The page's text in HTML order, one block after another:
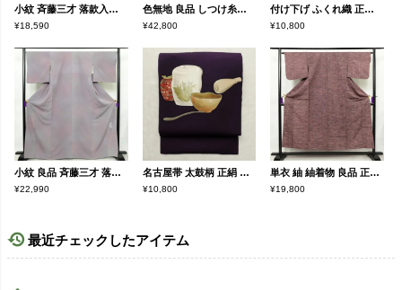
小紋 斉藤三才 落款入り 縮緬 一つ紋付き 正絹 その他の柄 袷仕立て 身丈157cm 裄丈66.5cm フォーマル 着物 紫・藤色
¥18,590
色無地 良品 しつけ糸付き 正絹 その他の柄 袷仕立て 身丈159cm 裄丈62.5cm リサイクル着物 着物 お茶会 フォーマル 紫・藤色
¥42,800
付け下げ ふくれ織 正絹 その他の柄 袷仕立て 身丈164cm 裄丈66cm リサイクル着物 着物 洒落 紫・藤色
¥10,800
小紋 良品 斉藤三才 落款入り 縮緬 正絹 その他の柄 袷仕立て 身丈166cm 裄丈67cm 着物 紫・藤色
¥22,990
名古屋帯 太鼓柄 正絹 その他の柄 名古屋仕立て なごや帯 リサイクル帯 帯 金彩 紫・藤色
¥10,800
単衣 紬 紬着物 良品 正絹 その他の柄 単衣仕立て 身丈151.5cm 裄丈64cm シンプル 着物 紬地 カジュアル 紫・藤色
¥19,800
最近チェックしたアイテム